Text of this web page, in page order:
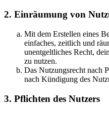
2. Einräumung von
Mit dem Erstellen eines
einfaches, zeitlich und
unentgeltliches Recht,
zu nutzen.
Das Nutzungsrecht nach
nach Kündigung des
3. Pflichten des Nutzers